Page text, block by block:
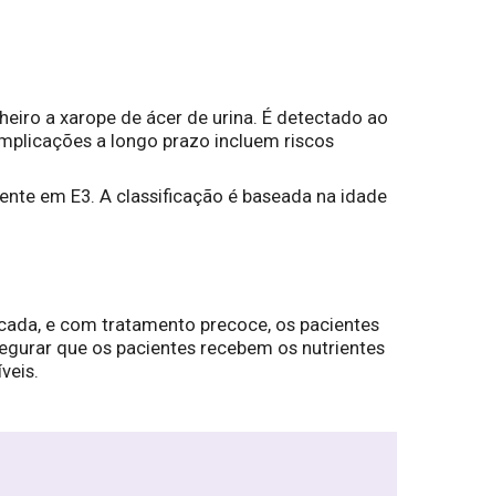
a xarope de ácer de urina. É detectado ao
a longo prazo incluem riscos
em E3. A classificação é baseada na idade
e com tratamento precoce, os pacientes
que os pacientes recebem os nutrientes